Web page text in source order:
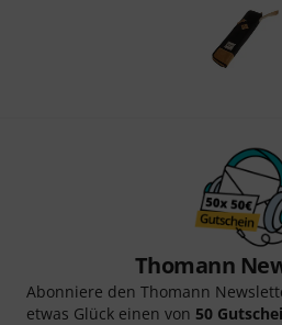
Thomann
Abonniere den Thomann
etwas Glück einen von 50